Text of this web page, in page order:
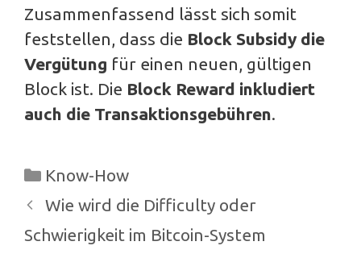
Zusammenfassend lässt sich somit
feststellen, dass die Block Subsidy die
Vergütung für einen neuen, gültigen
Block ist. Die Block Reward inkludiert
auch die Transaktionsgebühren.
Kategorien
Know-How
Beitrags-
Navigation
Wie wird die Difficulty oder
Schwierigkeit im Bitcoin-System